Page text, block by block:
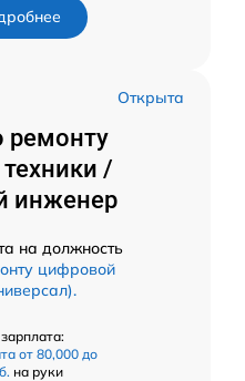
Открыта
ремонту
/
инженер
на должность
цифровой
от 80,000 до
на руки